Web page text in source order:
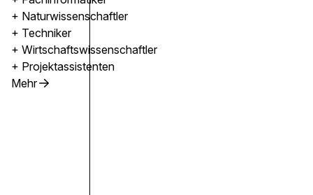
+ Naturwissenschaftler
+ Techniker
+ Wirtschaftswissenschaftler
+ Projektassistenten
Mehr